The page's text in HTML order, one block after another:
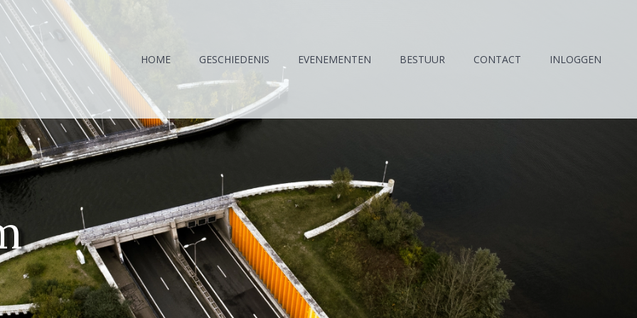
HOME GESCHIEDENIS EVENEMENTEN BESTUUR CONTACT INLOGGEN